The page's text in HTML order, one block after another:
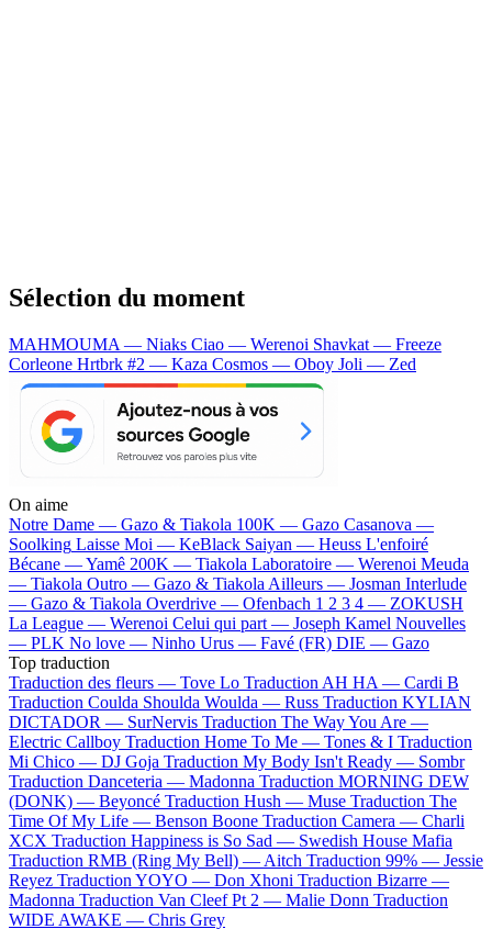
Sélection du moment
MAHMOUMA — Niaks Ciao — Werenoi Shavkat — Freeze
Corleone Hrtbrk #2 — Kaza Cosmos — Oboy Joli — Zed
On aime
Notre Dame — Gazo & Tiakola 100K — Gazo Casanova —
Soolking Laisse Moi — KeBlack Saiyan — Heuss L'enfoiré
Bécane —Yamê 200K — Tiakola Laboratoire — Werenoi Meuda
— Tiakola Outro — Gazo & Tiakola Ailleurs — Josman Interlude
— Gazo & Tiakola Overdrive — Ofenbach 1 2 3 4 — ZOKUSH
La League — Werenoi Celui qui part — Joseph Kamel Nouvelles
— PLK No love — Ninho Urus — Favé (FR) DIE — Gazo
Top traduction
Traduction des fleurs — Tove Lo Traduction AH HA — Cardi B
Traduction Coulda Shoulda Woulda — Russ Traduction KYLIAN
DICTADOR — SurNervis Traduction The Way You Are —
Electric Callboy Traduction Home To Me — Tones & I Traduction
Mi Chico — DJ Goja Traduction My Body Isn't Ready — Sombr
Traduction Danceteria — Madonna Traduction MORNING DEW
(DONK) — Beyoncé Traduction Hush — Muse Traduction The
Time Of My Life — Benson Boone Traduction Camera — Charli
XCX Traduction Happiness is So Sad — Swedish House Mafia
Traduction RMB (Ring My Bell) — Aitch Traduction 99% — Jessie
Reyez Traduction YOYO — Don Xhoni Traduction Bizarre —
Madonna Traduction Van Cleef Pt 2 — Malie Donn Traduction
WIDE AWAKE — Chris Grey